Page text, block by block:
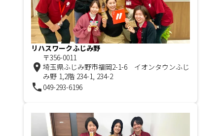
リハスワークふじみ野
room
〒356-0011
埼玉県ふじみ野市福岡2-1-6 イオンタウンふじ
み野 1,2階 234-1, 234-2
phone 049-293-6196